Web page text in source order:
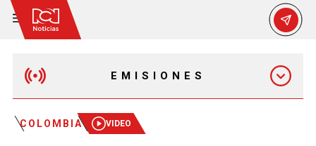
EMISIONES
EMISIÓN 12:30 PM
COLOMBIA VIDEO